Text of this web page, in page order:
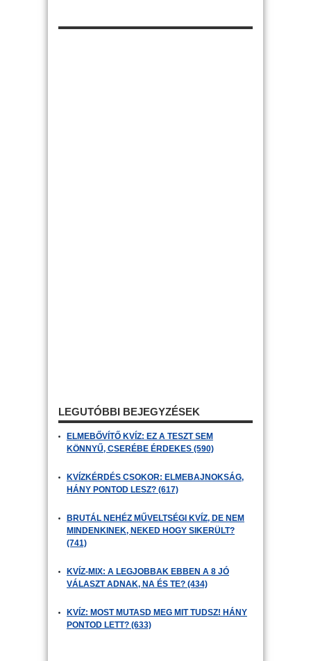
LEGUTÓBBI BEJEGYZÉSEK
ELMEBŐVÍTŐ KVÍZ: EZ A TESZT SEM
KÖNNYŰ, CSERÉBE ÉRDEKES (590)
KVÍZKÉRDÉS CSOKOR: ELMEBAJNOKSÁG,
HÁNY PONTOD LESZ? (617)
BRUTÁL NEHÉZ MŰVELTSÉGI KVÍZ, DE NEM
MINDENKINEK, NEKED HOGY SIKERÜLT?
(741)
KVÍZ-MIX: A LEGJOBBAK EBBEN A 8 JÓ
VÁLASZT ADNAK, NA ÉS TE? (434)
KVÍZ: MOST MUTASD MEG MIT TUDSZ! HÁNY
PONTOD LETT? (633)